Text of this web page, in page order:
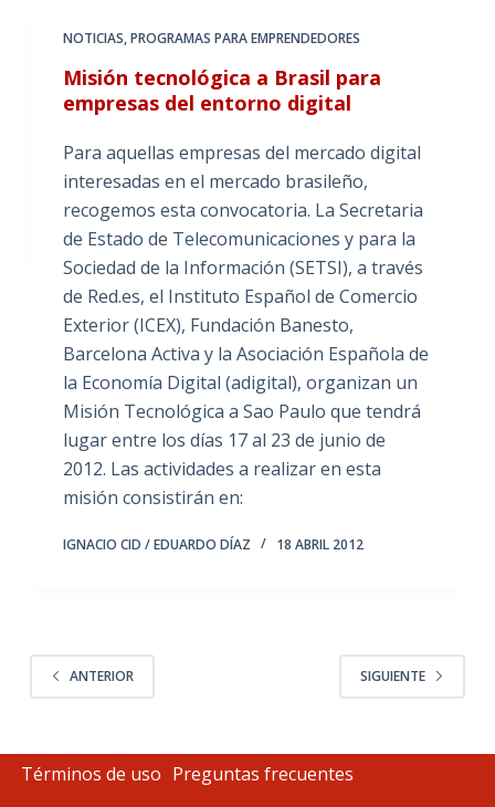
NOTICIAS,PROGRAMAS PARA EMPRENDEDORES
Misión tecnológica a Brasil para
empresas del entorno digital
Para aquellas empresas del mercado digital
interesadas en el mercado brasileño,
recogemos esta convocatoria. La Secretaria
de Estado de Telecomunicaciones y para la
Sociedad de la Información (SETSI), a través
de Red.es, el Instituto Español de Comercio
Exterior (ICEX), Fundación Banesto,
Barcelona Activa y la Asociación Española de
la Economía Digital (adigital), organizan un
Misión Tecnológica a Sao Paulo que tendrá
lugar entre los días 17 al 23 de junio de
2012. Las actividades a realizar en esta
misión consistirán en:
IGNACIO CID / EDUARDO DÍAZ 18 ABRIL 2012
ANTERIOR SIGUIENTE
Términos de uso Preguntas frecuentes